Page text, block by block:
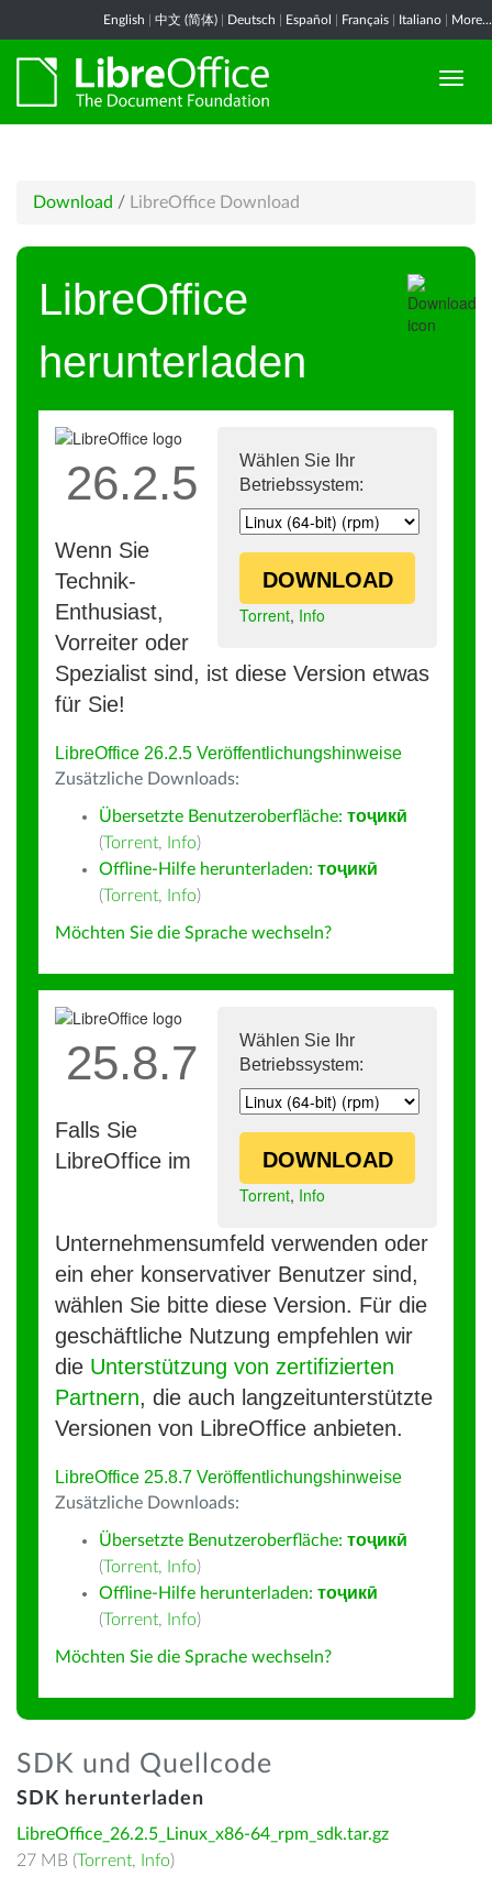
English 中文 (简体) Deutsch Español Français Italiano More...
Download / LibreOffice Download
LibreOffice
herunterladen
Wählen Sie Ihr
Betriebssystem:
DOWNLOAD
Torrent, Info
26.2.5
Wenn Sie
Technik-
Enthusiast,
Vorreiter oder
Spezialist sind, ist diese Version etwas
für Sie!
LibreOffice 26.2.5 Veröffentlichungshinweise
Zusätzliche Downloads:
Übersetzte Benutzeroberfläche: тоҷикӣ
(Torrent, Info)
Offline-Hilfe herunterladen: тоҷикӣ
(Torrent, Info)
Möchten Sie die Sprache wechseln?
Wählen Sie Ihr
Betriebssystem:
DOWNLOAD
Torrent, Info
25.8.7
Falls Sie
LibreOffice im
Unternehmensumfeld verwenden oder
ein eher konservativer Benutzer sind,
wählen Sie bitte diese Version. Für die
geschäftliche Nutzung empfehlen wir
die Unterstützung von zertifizierten
Partnern, die auch langzeitunterstützte
Versionen von LibreOffice anbieten.
LibreOffice 25.8.7 Veröffentlichungshinweise
Zusätzliche Downloads:
Übersetzte Benutzeroberfläche: тоҷикӣ
(Torrent, Info)
Offline-Hilfe herunterladen: тоҷикӣ
(Torrent, Info)
Möchten Sie die Sprache wechseln?
SDK und Quellcode
SDK herunterladen
LibreOffice_26.2.5_Linux_x86-64_rpm_sdk.tar.gz
27 MB (Torrent, Info)